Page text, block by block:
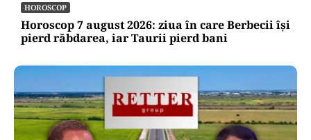
venituri și cheltuieli pentru 2026